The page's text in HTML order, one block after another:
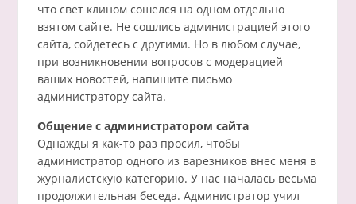
что свет клином сошелся на одном отдельно
взятом сайте. Не сошлись администрацией этого
сайта, сойдетесь с другими. Но в любом случае,
при возникновении вопросов с модерацией
ваших новостей, напишите письмо
администратору сайта.
Общение с администратором сайта
Однажды я как-то раз просил, чтобы
администратор одного из варезников внес меня в
журналистскую категорию. У нас началась весьма
продолжительная беседа. Администратор учил